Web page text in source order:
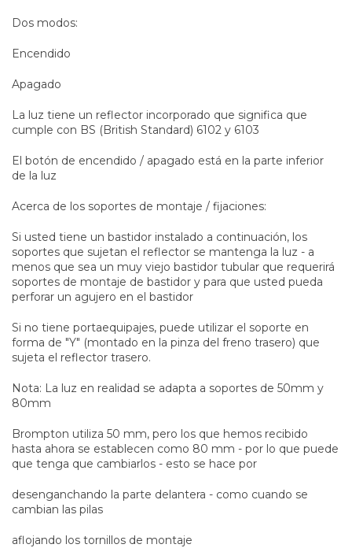
Dos modos:
Encendido
Apagado
La luz tiene un reflector incorporado que significa que
cumple con BS (British Standard) 6102 y 6103
El botón de encendido / apagado está en la parte inferior
de la luz
Acerca de los soportes de montaje / fijaciones:
Si usted tiene un bastidor instalado a continuación, los
soportes que sujetan el reflector se mantenga la luz - a
menos que sea un muy viejo bastidor tubular que requerirá
soportes de montaje de bastidor y para que usted pueda
perforar un agujero en el bastidor
Si no tiene portaequipajes, puede utilizar el soporte en
forma de "Y" (montado en la pinza del freno trasero) que
sujeta el reflector trasero.
Nota: La luz en realidad se adapta a soportes de 50mm y
80mm
Brompton utiliza 50 mm, pero los que hemos recibido
hasta ahora se establecen como 80 mm - por lo que puede
que tenga que cambiarlos - esto se hace por
desenganchando la parte delantera - como cuando se
cambian las pilas
aflojando los tornillos de montaje